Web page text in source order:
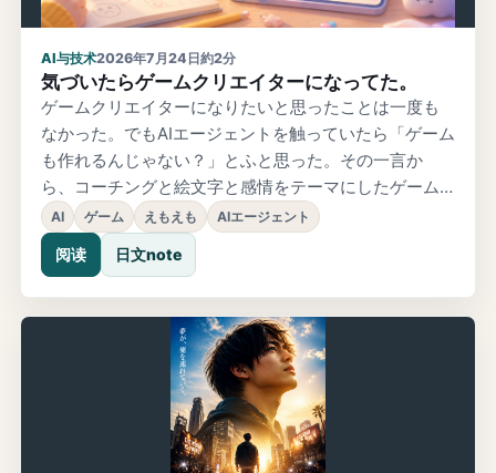
AI与技术2026年7月24日約2分
気づいたらゲームクリエイターになってた。
ゲームクリエイターになりたいと思ったことは一度も
なかった。でもAIエージェントを触っていたら「ゲーム
も作れるんじゃない？」とふと思った。その一言か
ら、コーチングと絵文字と感情をテーマにしたゲーム
「えもえも」が生まれた。
AI ゲーム えもえも AIエージェント
阅读 日文note